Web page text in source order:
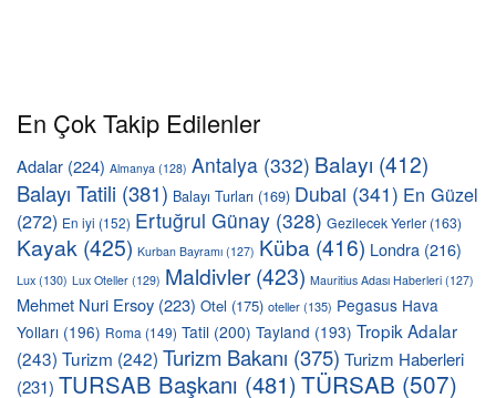
En Çok Takip Edilenler
Adalar (224) Almanya (128) Antalya (332) Balayı (412)
Balayı Tatili (381) Balayı Turları (169) Dubai (341) En Güzel
(272) En iyi (152) Ertuğrul Günay (328) Gezilecek Yerler (163)
Kayak (425) Kurban Bayramı (127) Küba (416) Londra (216)
Lux (130) Lux Oteller (129) Maldivler(423) Mauritius Adası Haberleri (127)
Mehmet Nuri Ersoy (223) Otel (175) oteller(135) Pegasus Hava
Yolları (196) Roma (149) Tatil (200) Tayland (193) Tropik Adalar
(243) Turizm (242) Turizm Bakanı (375) Turizm Haberleri
(231) TURSAB Başkanı (481)TÜRSAB (507)